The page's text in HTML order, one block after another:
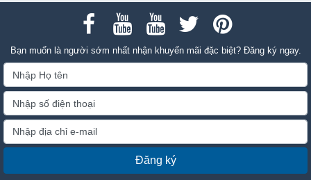
Bạn muốn là người sớm nhất nhận khuyến mãi đặc biệt? Đăng ký ngay.
Đăng ký